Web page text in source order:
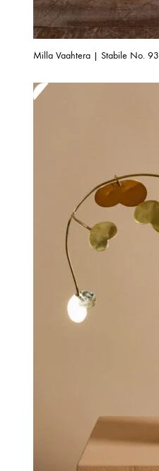
Milla Vaahtera | Stabile No. 93